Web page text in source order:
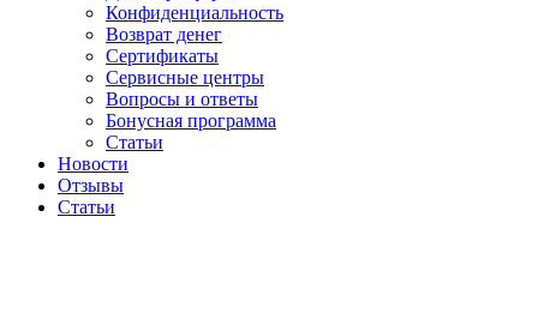
Конфиденциальность
Возврат денег
Сертификаты
Сервисные центры
Вопросы и ответы
Бонусная программа
Статьи
Новости
Отзывы
Статьи